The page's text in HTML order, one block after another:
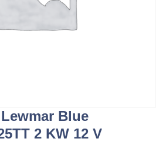
Blue
2 KW 12 V